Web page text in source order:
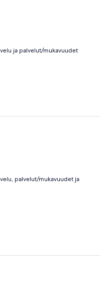
ja palvelut/mukavuudet
palvelut/mukavuudet ja